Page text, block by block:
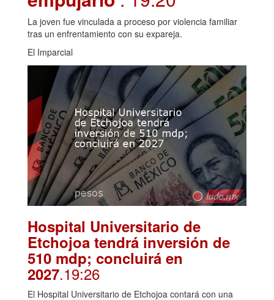
La joven fue vinculada a proceso por violencia familiar
tras un enfrentamiento con su expareja.
El Imparcial
Hospital Universitario de
Etchojoa tendrá inversión de
510 mdp; concluirá en
2027.19:26
El Hospital Universitario de Etchojoa contará con una